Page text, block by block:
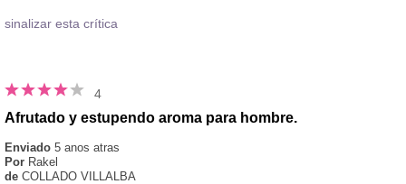
sinalizar esta crítica
4
Afrutado y estupendo aroma para hombre.
Enviado 5 anos atras
Por Rakel
de COLLADO VILLALBA